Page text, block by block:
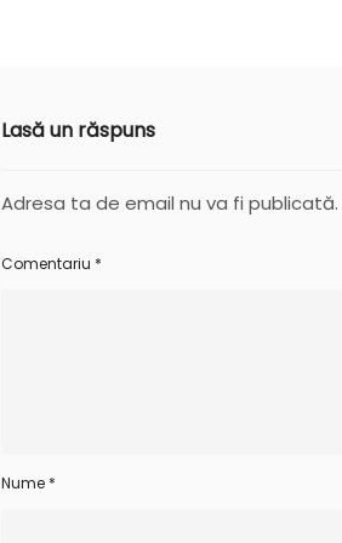
Lasă un răspuns
Adresa ta de email nu va fi publicată.
Comentariu *
Nume *